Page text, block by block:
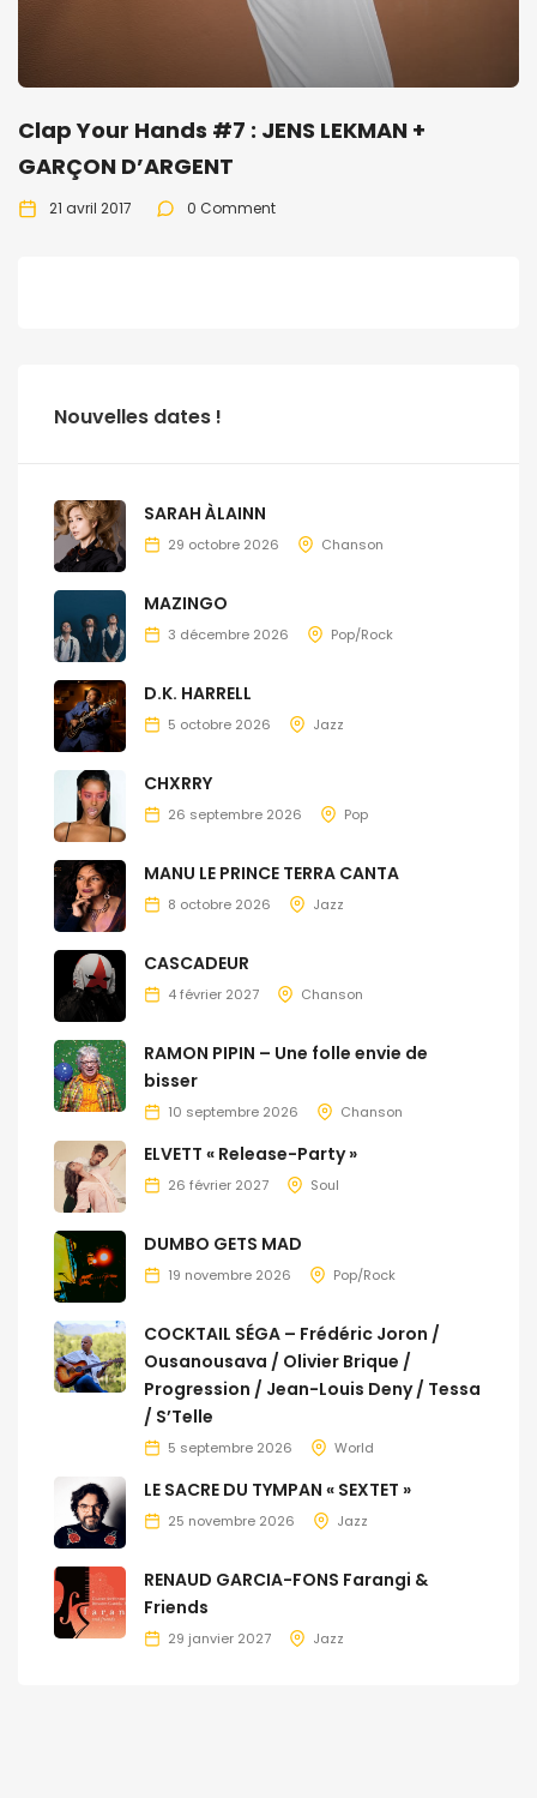
Clap Your Hands #7 : JENS LEKMAN +
GARÇON D’ARGENT
21 avril 2017 0 Comment
Nouvelles dates !
SARAH ÀLAINN
29 octobre 2026 Chanson
MAZINGO
3 décembre 2026 Pop/Rock
D.K. HARRELL
5 octobre 2026 Jazz
CHXRRY
26 septembre 2026 Pop
MANU LE PRINCE TERRA CANTA
8 octobre 2026 Jazz
CASCADEUR
4 février 2027 Chanson
RAMON PIPIN – Une folle envie de
bisser
10 septembre 2026 Chanson
ELVETT « Release-Party »
26 février 2027 Soul
DUMBO GETS MAD
19 novembre 2026 Pop/Rock
COCKTAIL SÉGA – Frédéric Joron /
Ousanousava / Olivier Brique /
Progression / Jean-Louis Deny / Tessa
/ S’Telle
5 septembre 2026 World
LE SACRE DU TYMPAN « SEXTET »
25 novembre 2026 Jazz
RENAUD GARCIA-FONS Farangi &
Friends
29 janvier 2027 Jazz